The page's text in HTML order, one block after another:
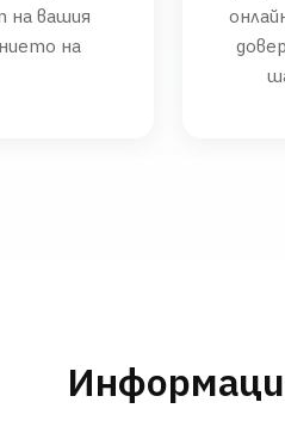
на вашия
на